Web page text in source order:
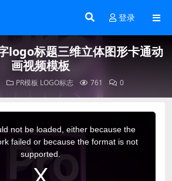
登录
logo标题三维立体图形卡通动
画视频模板
PR模板 LOGO标志 761 0
not be loaded, either because the
failed or because the format is not
supported.